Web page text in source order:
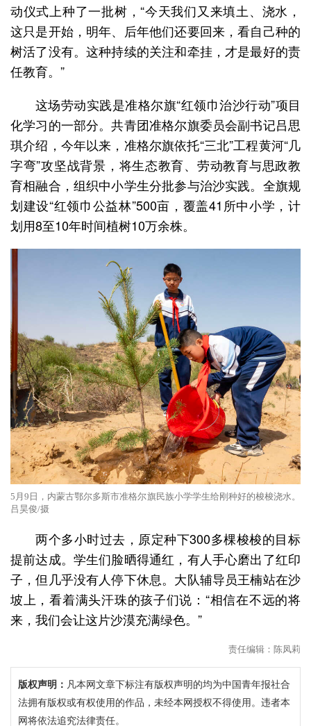
动仪式上种了一批树，“今天我们又来填土、浇水，
这只是开始，明年、后年他们还要回来，看自己种的
树活了没有。这种持续的关注和牵挂，才是最好的责
任教育。”
这场劳动实践是准格尔旗“红领巾治沙行动”项目
化学习的一部分。共青团准格尔旗委员会副书记吕思
琪介绍，今年以来，准格尔旗依托“三北”工程黄河“几
字弯”攻坚战背景，将生态教育、劳动教育与思政教
育相融合，组织中小学生分批参与治沙实践。全旗规
划建设“红领巾公益林”500亩，覆盖41所中小学，计
划用8至10年时间植树10万余株。
5月9日，内蒙古鄂尔多斯市准格尔旗民族小学学生给刚种好的梭梭浇水。
吕昊俊/摄
两个多小时过去，原定种下300多棵梭梭的目标
提前达成。学生们脸晒得通红，有人手心磨出了红印
子，但几乎没有人停下休息。大队辅导员王楠站在沙
坡上，看着满头汗珠的孩子们说：“相信在不远的将
来，我们会让这片沙漠充满绿色。”
责任编辑：陈凤莉
版权声明： 凡本网文章下标注有版权声明的均为中国青年报社合
法拥有版权或有权使用的作品，未经本网授权不得使用。违者本
网将依法追究法律责任。